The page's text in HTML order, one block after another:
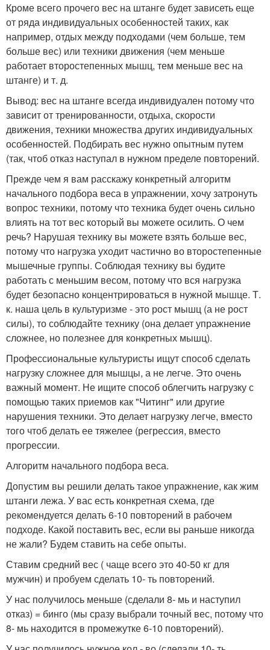
Кроме всего прочего вес на штанге будет зависеть еще
от ряда индивидуальных особенностей таких, как
например, отдых между подходами (чем больше, тем
больше вес) или техники движения (чем меньше
работает второстепенных мышц, тем меньше вес на
штанге) и т. д.
Вывод: вес на штанге всегда индивидуален потому что
зависит от тренированности, отдыха, скорости
движения, техники множества других индивидуальных
особенностей. Подбирать вес нужно опытным путем
(так, чтоб отказ наступал в нужном пределе повторений.
Прежде чем я вам расскажу конкретный алгоритм
начального подбора веса в упражнении, хочу затронуть
вопрос техники, потому что техника будет очень сильно
влиять на тот вес который вы можете осилить. О чем
речь? Нарушая технику вы можете взять больше вес,
потому что нагрузка уходит частично во второстепенные
мышечные группы. Соблюдая технику вы будите
работать с меньшим весом, потому что вся нагрузка
будет безопасно концентрироваться в нужной мышце. Т.
к. наша цель в культуризме - это рост мышц (а не рост
силы), то соблюдайте технику (она делает упражнение
сложнее, но полезнее для конкретных мышц).
Профессиональные культуристы ищут способ сделать
нагрузку сложнее для мышцы, а не легче. Это очень
важный момент. Не ищите способ облегчить нагрузку с
помощью таких приемов как "Читинг" или другие
нарушения техники. Это делает нагрузку легче, вместо
того чтоб делать ее тяжелее (регрессия, вместо
прогрессии.
Алгоритм начального подбора веса.
Допустим вы решили делать такое упражнение, как жим
штанги лежа. У вас есть конкретная схема, где
рекомендуется делать 6-10 повторений в рабочем
подходе. Какой поставить вес, если вы раньше никогда
не жали? Будем ставить на себе опыты.
Ставим средний вес ( чаще всего это 40-50 кг для
мужчин) и пробуем сделать 10- ть повторений.
У нас получилось меньше (сделали 8- мь и наступил
отказ) = бинго (мы сразу выбрали точный вес, потому что
8- мь находится в промежутке 6-10 повторений).